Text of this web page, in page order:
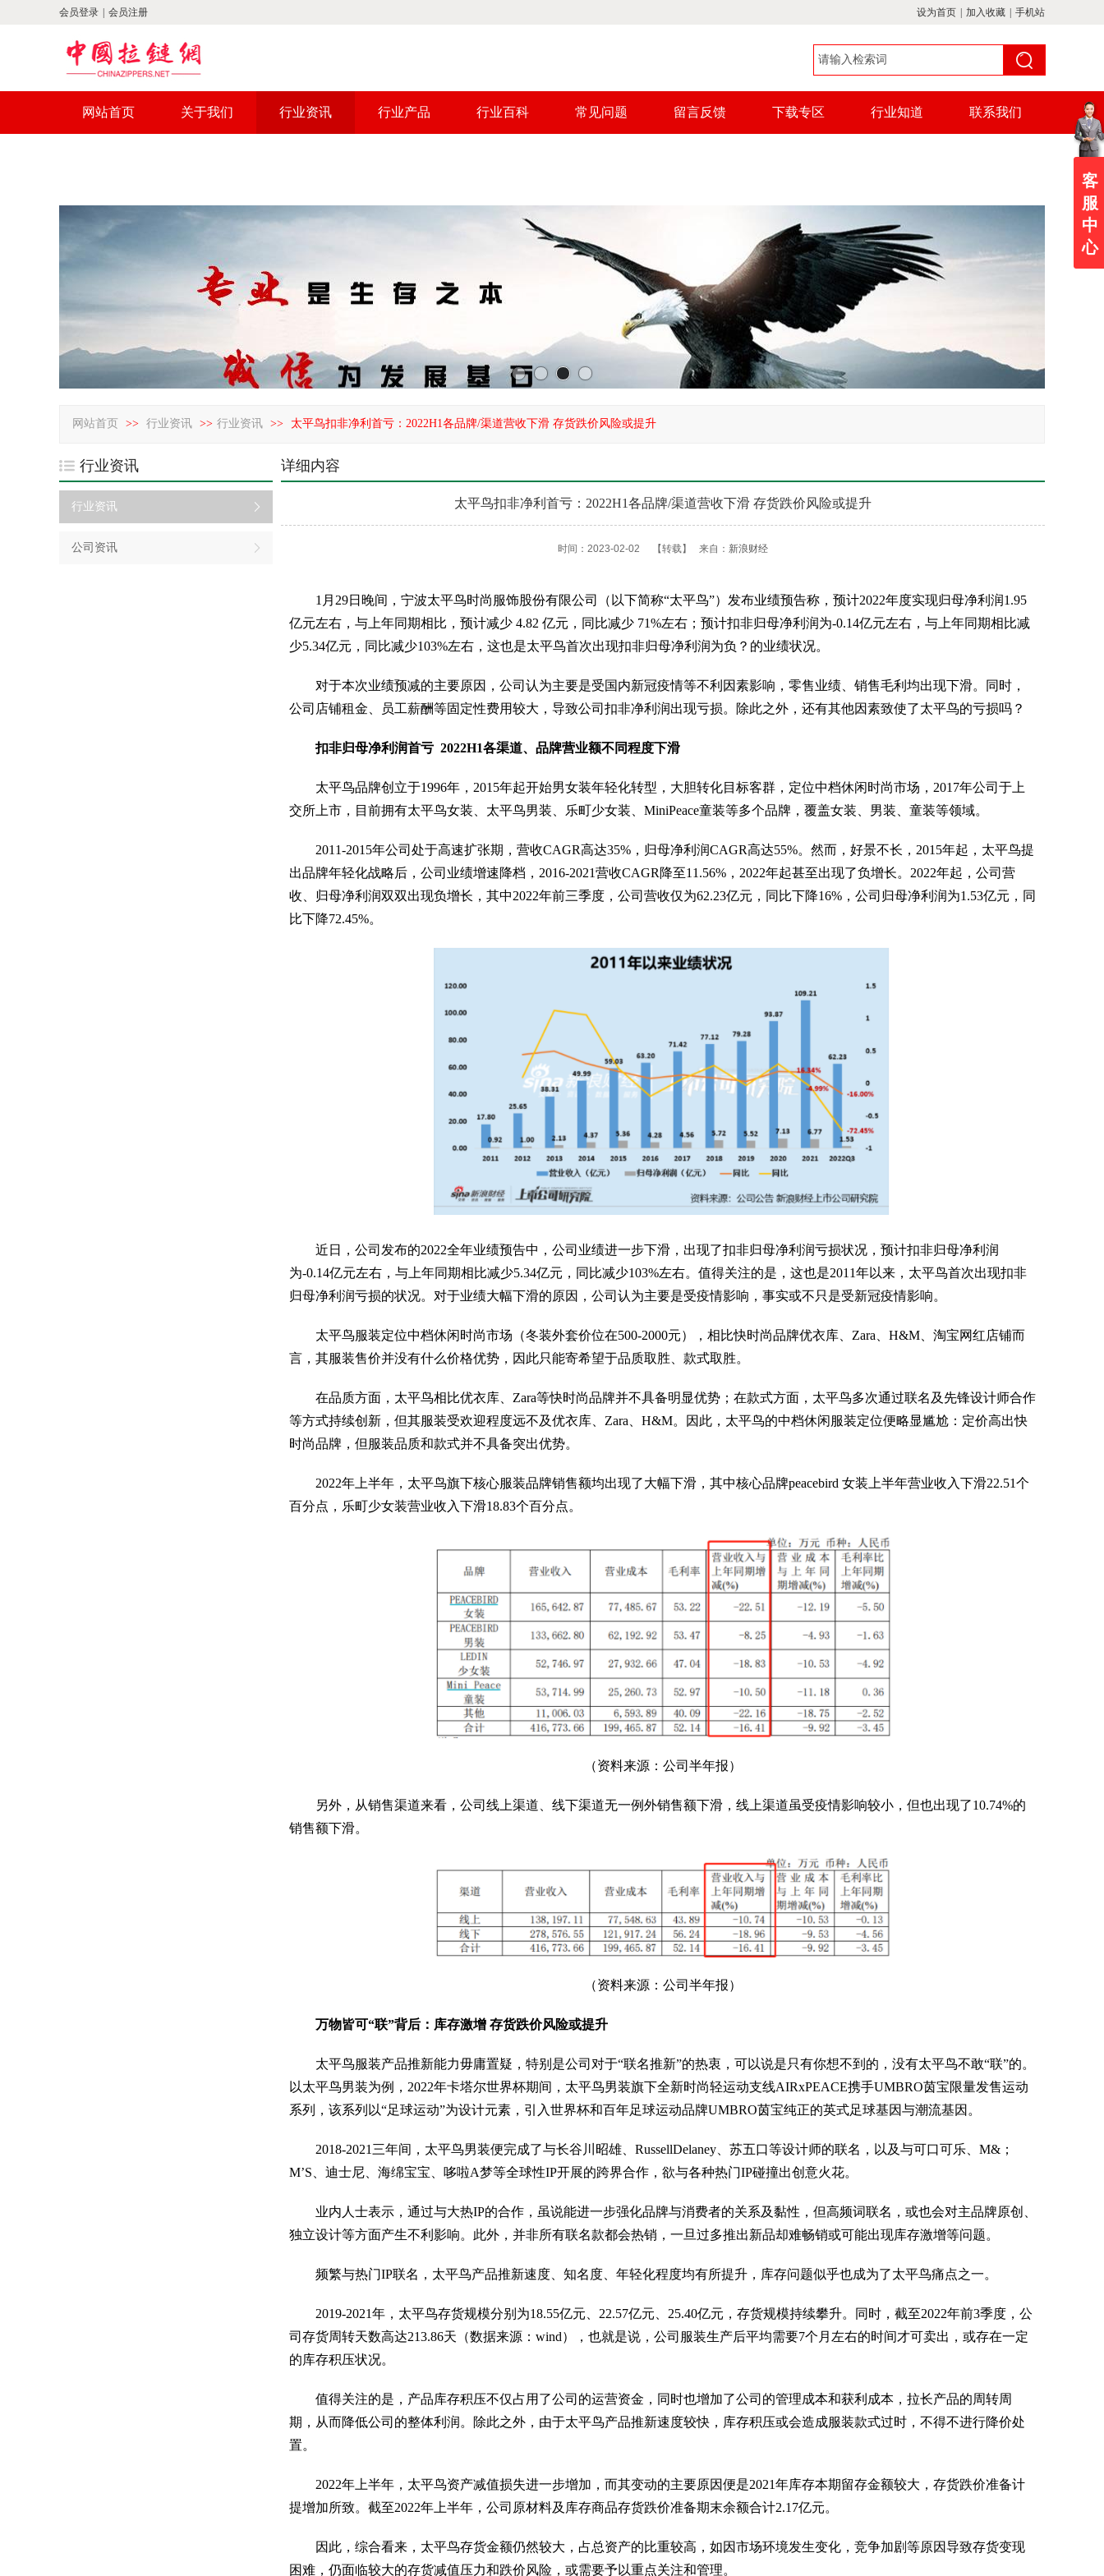
会员登录 会员注册 设为首页 加入收藏 手机站
网站首页 关于我们 行业资讯 行业产品 行业百科 常见问题 留言反馈 下载专区 行业知道 联系我们
网站首页 >> 行业资讯 >> 行业资讯 >> 太平鸟扣非净利首亏：2022H1各品牌/渠道营收下滑 存货跌价风险或提升
行业资讯
行业资讯
公司资讯
详细内容
太平鸟扣非净利首亏：2022H1各品牌/渠道营收下滑 存货跌价风险或提升
时间：2023-02-02 【转载】 来自： 新浪财经
1月29日晚间，宁波太平鸟时尚服饰股份有限公司（以下简称“太平鸟”）发布业绩预告称，预计2022年度实现归母净利润1.95
亿元左右，与上年同期相比，预计减少 4.82 亿元，同比减少 71%左右；预计扣非归母净利润为-0.14亿元左右，与上年同期相比减
少5.34亿元，同比减少103%左右，这也是太平鸟首次出现扣非归母净利润为负？的业绩状况。
对于本次业绩预减的主要原因，公司认为主要是受国内新冠疫情等不利因素影响，零售业绩、销售毛利均出现下滑。同时，
公司店铺租金、员工薪酬等固定性费用较大，导致公司扣非净利润出现亏损。除此之外，还有其他因素致使了太平鸟的亏损吗？
扣非归母净利润首亏 2022H1各渠道、品牌营业额不同程度下滑
太平鸟品牌创立于1996年，2015年起开始男女装年轻化转型，大胆转化目标客群，定位中档休闲时尚市场，2017年公司于上
交所上市，目前拥有太平鸟女装、太平鸟男装、乐町少女装、MiniPeace童装等多个品牌，覆盖女装、男装、童装等领域。
2011-2015年公司处于高速扩张期，营收CAGR高达35%，归母净利润CAGR高达55%。然而，好景不长，2015年起，太平鸟提
出品牌年轻化战略后，公司业绩增速降档，2016-2021营收CAGR降至11.56%，2022年起甚至出现了负增长。2022年起，公司营
收、归母净利润双双出现负增长，其中2022年前三季度，公司营收仅为62.23亿元，同比下降16%，公司归母净利润为1.53亿元，同
比下降72.45%。
近日，公司发布的2022全年业绩预告中，公司业绩进一步下滑，出现了扣非归母净利润亏损状况，预计扣非归母净利润
为-0.14亿元左右，与上年同期相比减少5.34亿元，同比减少103%左右。值得关注的是，这也是2011年以来，太平鸟首次出现扣非
归母净利润亏损的状况。对于业绩大幅下滑的原因，公司认为主要是受疫情影响，事实或不只是受新冠疫情影响。
太平鸟服装定位中档休闲时尚市场（冬装外套价位在500-2000元），相比快时尚品牌优衣库、Zara、H&M、淘宝网红店铺而
言，其服装售价并没有什么价格优势，因此只能寄希望于品质取胜、款式取胜。
在品质方面，太平鸟相比优衣库、Zara等快时尚品牌并不具备明显优势；在款式方面，太平鸟多次通过联名及先锋设计师合作
等方式持续创新，但其服装受欢迎程度远不及优衣库、Zara、H&M。因此，太平鸟的中档休闲服装定位便略显尴尬：定价高出快
时尚品牌，但服装品质和款式并不具备突出优势。
2022年上半年，太平鸟旗下核心服装品牌销售额均出现了大幅下滑，其中核心品牌peacebird 女装上半年营业收入下滑22.51个
百分点，乐町少女装营业收入下滑18.83个百分点。
（资料来源：公司半年报）
另外，从销售渠道来看，公司线上渠道、线下渠道无一例外销售额下滑，线上渠道虽受疫情影响较小，但也出现了10.74%的
销售额下滑。
（资料来源：公司半年报）
万物皆可“联”背后：库存激增 存货跌价风险或提升
太平鸟服装产品推新能力毋庸置疑，特别是公司对于“联名推新”的热衷，可以说是只有你想不到的，没有太平鸟不敢“联”的。
以太平鸟男装为例，2022年卡塔尔世界杯期间，太平鸟男装旗下全新时尚轻运动支线AIRxPEACE携手UMBRO茵宝限量发售运动
系列，该系列以“足球运动”为设计元素，引入世界杯和百年足球运动品牌UMBRO茵宝纯正的英式足球基因与潮流基因。
2018-2021三年间，太平鸟男装便完成了与长谷川昭雄、RussellDelaney、苏五口等设计师的联名，以及与可口可乐、M&；
M’S、迪士尼、海绵宝宝、哆啦A梦等全球性IP开展的跨界合作，欲与各种热门IP碰撞出创意火花。
业内人士表示，通过与大热IP的合作，虽说能进一步强化品牌与消费者的关系及黏性，但高频词联名，或也会对主品牌原创、
独立设计等方面产生不利影响。此外，并非所有联名款都会热销，一旦过多推出新品却难畅销或可能出现库存激增等问题。
频繁与热门IP联名，太平鸟产品推新速度、知名度、年轻化程度均有所提升，库存问题似乎也成为了太平鸟痛点之一。
2019-2021年，太平鸟存货规模分别为18.55亿元、22.57亿元、25.40亿元，存货规模持续攀升。同时，截至2022年前3季度，公
司存货周转天数高达213.86天（数据来源：wind），也就是说，公司服装生产后平均需要7个月左右的时间才可卖出，或存在一定
的库存积压状况。
值得关注的是，产品库存积压不仅占用了公司的运营资金，同时也增加了公司的管理成本和获利成本，拉长产品的周转周
期，从而降低公司的整体利润。除此之外，由于太平鸟产品推新速度较快，库存积压或会造成服装款式过时，不得不进行降价处
置。
2022年上半年，太平鸟资产减值损失进一步增加，而其变动的主要原因便是2021年库存本期留存金额较大，存货跌价准备计
提增加所致。截至2022年上半年，公司原材料及库存商品存货跌价准备期末余额合计2.17亿元。
因此，综合看来，太平鸟存货金额仍然较大，占总资产的比重较高，如因市场环境发生变化，竞争加剧等原因导致存货变现
困难，仍面临较大的存货减值压力和跌价风险，或需要予以重点关注和管理。
客
服
中
心